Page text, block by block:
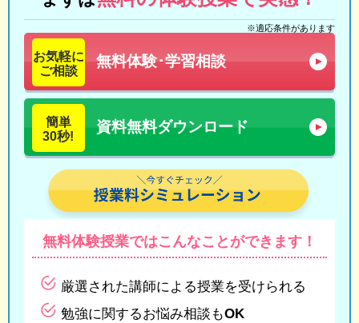
※適応条件があります
お気軽に
ご相談
無料体験･学習相談
簡単
30秒!
資料無料ダウンロード
無料体験授業ではこんなことができます！
厳選された講師による授業を受けられる
勉強に関するお悩み相談もOK